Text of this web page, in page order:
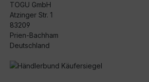
TOGU GmbH
Atzinger Str. 1
83209
Prien-Bachham
Deutschland